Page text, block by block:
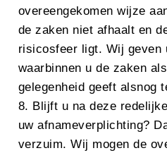
overeengekomen wijze
de zaken niet afhaalt en
risicosfeer ligt. Wij geven
waarbinnen u de zaken
gelegenheid geeft alsnog
8. Blijft u na deze
uw afnameverplichting?
verzuim. Wij mogen de